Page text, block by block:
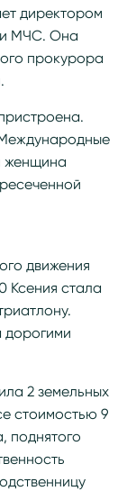
директором
МЧС. Она
прокурора
женщина
движения
Ксения стала
дорогими
2 земельных
стоимостью 9
поднятого